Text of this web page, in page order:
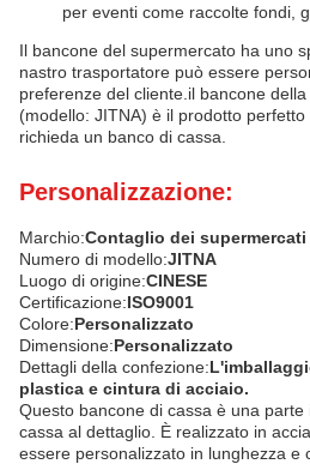
per eventi come raccolte fondi,
Il bancone del supermercato ha uno
nastro trasportatore può essere
preferenze del cliente.il bancone
(modello: JITNA) è il prodotto
richieda un banco di cassa.
Personalizzazione:
Marchio:Contaglio dei supermercati
Numero di modello:JITNA
Luogo di origine:CINESE
Certificazione:ISO9001
Colore:Personalizzato
Dimensione:Personalizzato
Dettagli della confezione:
plastica e cintura di acciaio.
Questo bancone di cassa è una
cassa al dettaglio. È realizzato in
essere personalizzato in lunghezza e